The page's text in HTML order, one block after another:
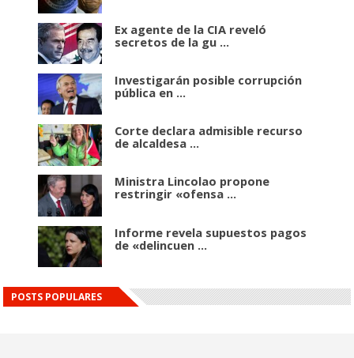
Ex agente de la CIA reveló
secretos de la gu ...
Investigarán posible corrupción
pública en ...
Corte declara admisible recurso
de alcaldesa ...
Ministra Lincolao propone
restringir «ofensa ...
Informe revela supuestos pagos
de «delincuen ...
POSTS POPULARES